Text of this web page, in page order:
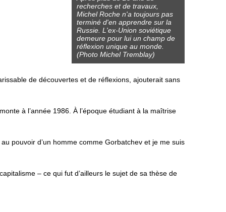
recherches et de travaux,
Michel Roche n'a toujours pas
terminé d'en apprendre sur la
Russie. L'ex-Union soviétique
demeure pour lui un champ de
réflexion unique au monde.
(Photo Michel Tremblay)
de découvertes et de réflexions, ajouterait sans
à l’année 1986. À l’époque étudiant à la maîtrise
pouvoir d’un homme comme Gorbatchev et je me suis
– ce qui fut d’ailleurs le sujet de sa thèse de